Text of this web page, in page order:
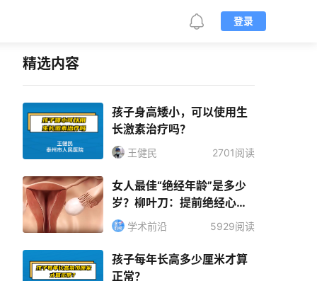
登录
精选内容
孩子身高矮小，可以使用生
长激素治疗吗？
王健民 2701阅读
女人最佳“绝经年龄”是多少
岁？柳叶刀：提前绝经心血
管疾病风险增加40%
学术前沿 5929阅读
孩子每年长高多少厘米才算
正常？